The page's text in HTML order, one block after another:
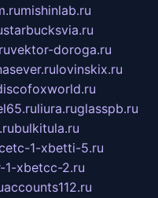
mishinlab.ru
starbucksvia.ru
vektor-doroga.ru
lovinskix.ru
liura.ruglasspb.ru
bulkitula.ru
1-xbetti-5.ru
xbetcc-2.ru
accounts112.ru